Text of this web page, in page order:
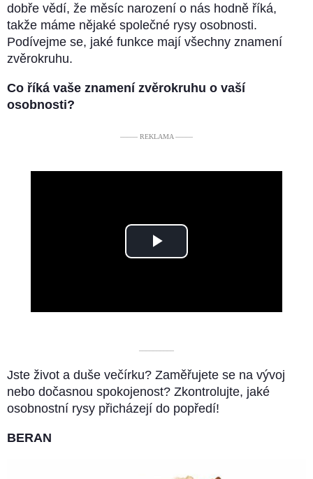
dobře vědí, že měsíc narození o nás hodně říká,
takže máme nějaké společné rysy osobnosti.
Podívejme se, jaké funkce mají všechny znamení
zvěrokruhu.
Co říká vaše znamení zvěrokruhu o vaší
osobnosti?
––––– REKLAMA –––––
Play
––––––––––
Jste život a duše večírku? Zaměřujete se na vývoj
nebo dočasnou spokojenost? Zkontrolujte, jaké
osobnostní rysy přicházejí do popředí!
BERAN